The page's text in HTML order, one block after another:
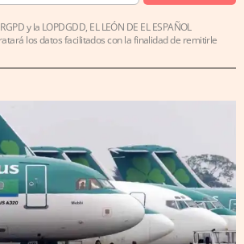
y la LOPDGDD, EL LEÓN DE EL ESPAÑOL
los datos facilitados con la finalidad de remitirle